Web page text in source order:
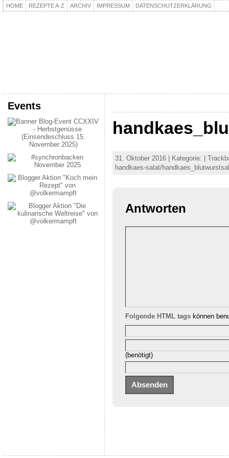
HOME REZEPTE A-Z ARCHIV IMPRESSUM DATENSCHUTZERKLÄRUNG
Events
31. Oktober 2016 | Kategorie: |
handkaes-salat/
Antworten
Folgende HTML tagskönnen
(benötigt)